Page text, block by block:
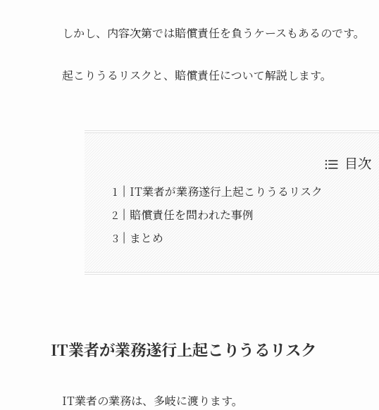
しかし、内容次第では賠償責任を負うケースもあるのです。
起こりうるリスクと、賠償責任について解説します。
目次
IT業者が業務遂行上起こりうるリスク
賠償責任を問われた事例
まとめ
IT業者が業務遂行上起こりうるリスク
IT業者の業務は、多岐に渡ります。